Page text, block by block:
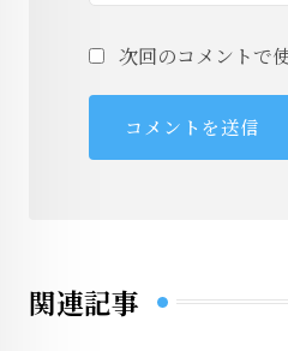
次回のコメントで
関連記事